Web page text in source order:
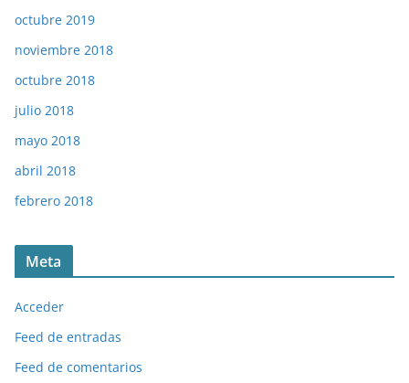
octubre 2019
noviembre 2018
octubre 2018
julio 2018
mayo 2018
abril 2018
febrero 2018
Meta
Acceder
Feed de entradas
Feed de comentarios